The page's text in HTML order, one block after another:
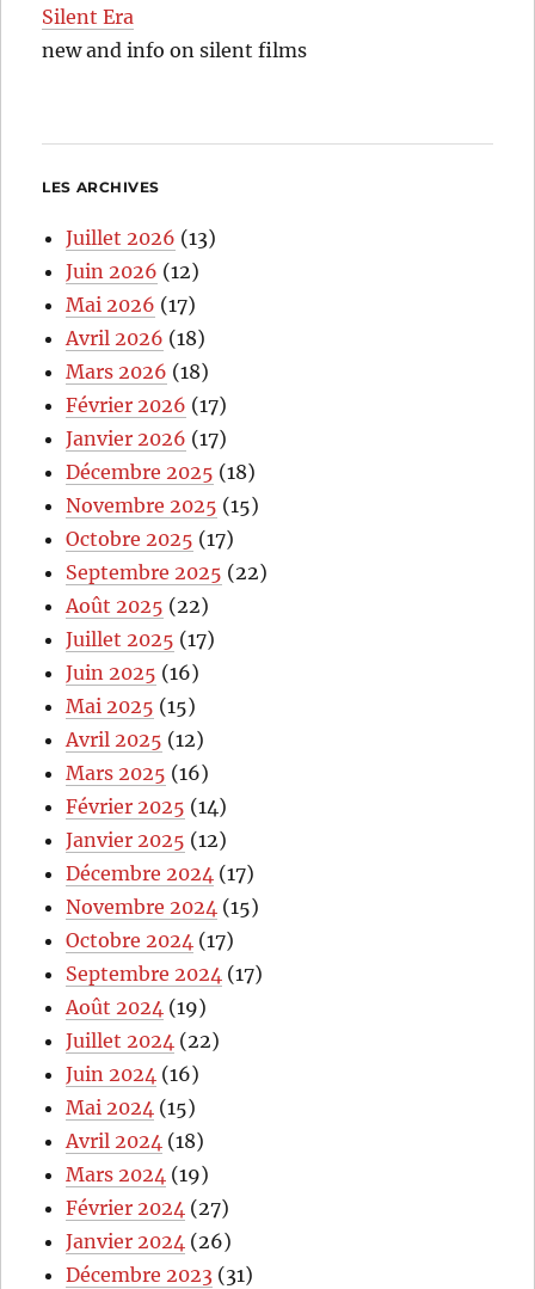
Silent Era
new and info on silent films
LES ARCHIVES
Juillet 2026 (13)
Juin 2026 (12)
Mai 2026 (17)
Avril 2026 (18)
Mars 2026 (18)
Février 2026 (17)
Janvier 2026 (17)
Décembre 2025 (18)
Novembre 2025 (15)
Octobre 2025 (17)
Septembre 2025 (22)
Août 2025 (22)
Juillet 2025 (17)
Juin 2025 (16)
Mai 2025 (15)
Avril 2025 (12)
Mars 2025 (16)
Février 2025 (14)
Janvier 2025 (12)
Décembre 2024 (17)
Novembre 2024 (15)
Octobre 2024 (17)
Septembre 2024 (17)
Août 2024 (19)
Juillet 2024 (22)
Juin 2024 (16)
Mai 2024 (15)
Avril 2024 (18)
Mars 2024 (19)
Février 2024 (27)
Janvier 2024 (26)
Décembre 2023 (31)